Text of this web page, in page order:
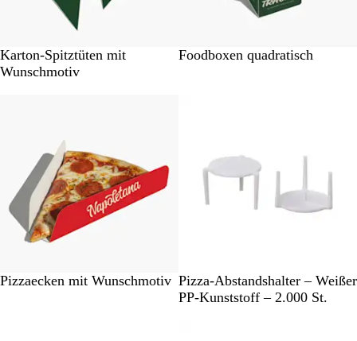
#
F
Karton-Spitztüten mit
Wunschmotiv
Foodboxen quadratisch
Pizzaecken mit Wunschmotiv W
e
Pizza-Abstandshalter – Weißer
PP-Kunststoff – 2.000 St.